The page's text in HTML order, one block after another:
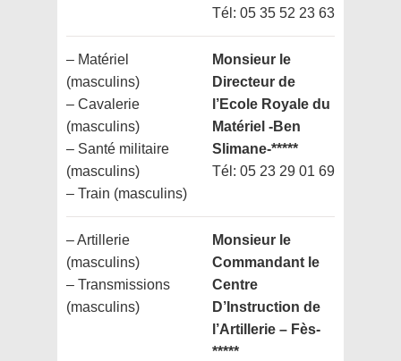
Tél: 05 35 52 23 63
– Matériel
(masculins)
– Cavalerie
(masculins)
– Santé militaire
(masculins)
– Train (masculins)
Monsieur le
Directeur de
l’Ecole Royale du
Matériel -Ben
Slimane-*****
Tél: 05 23 29 01 69
– Artillerie
(masculins)
– Transmissions
(masculins)
Monsieur le
Commandant le
Centre
D’Instruction de
l’Artillerie – Fès-
*****